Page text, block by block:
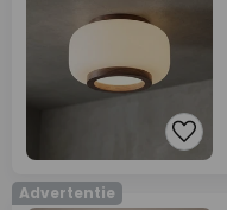
Advertentie